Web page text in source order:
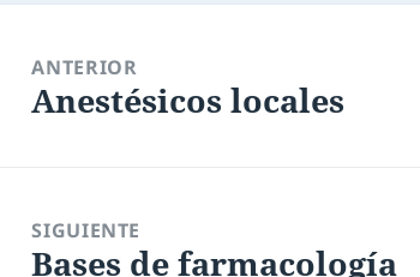
ANTERIOR
Anestésicos locales
SIGUIENTE
Bases de farmacología